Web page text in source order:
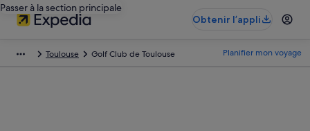
Passer à la section principale
Obtenir l’appli
Toulouse Golf Club de Toulouse Planifier mon voyage